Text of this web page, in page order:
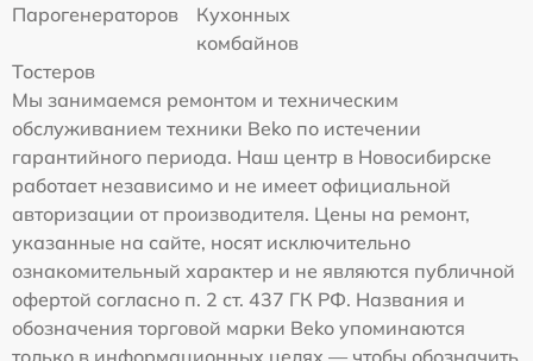
Парогенераторов
Кухонных
комбайнов
Тостеров
Мы занимаемся ремонтом и техническим
обслуживанием техники Beko по истечении
гарантийного периода. Наш центр в Новосибирске
работает независимо и не имеет официальной
авторизации от производителя. Цены на ремонт,
указанные на сайте, носят исключительно
ознакомительный характер и не являются публичной
офертой согласно п. 2 ст. 437 ГК РФ. Названия и
обозначения торговой марки Beko упоминаются
только в информационных целях — чтобы обозначить